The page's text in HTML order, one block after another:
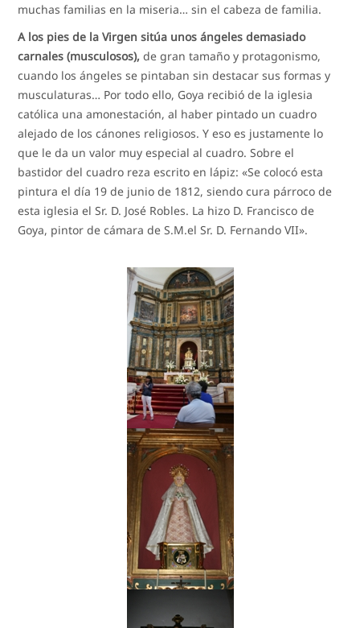
muchas familias en la miseria… sin el cabeza de familia.
A los pies de la Virgen sitúa unos ángeles demasiado
carnales (musculosos), de gran tamaño y protagonismo,
cuando los ángeles se pintaban sin destacar sus formas y
musculaturas… Por todo ello, Goya recibió de la iglesia
católica una amonestación, al haber pintado un cuadro
alejado de los cánones religiosos. Y eso es justamente lo
que le da un valor muy especial al cuadro. Sobre el
bastidor del cuadro reza escrito en lápiz: «Se colocó esta
pintura el día 19 de junio de 1812, siendo cura párroco de
esta iglesia el Sr. D. José Robles. La hizo D. Francisco de
Goya, pintor de cámara de S.M.el Sr. D. Fernando VII».